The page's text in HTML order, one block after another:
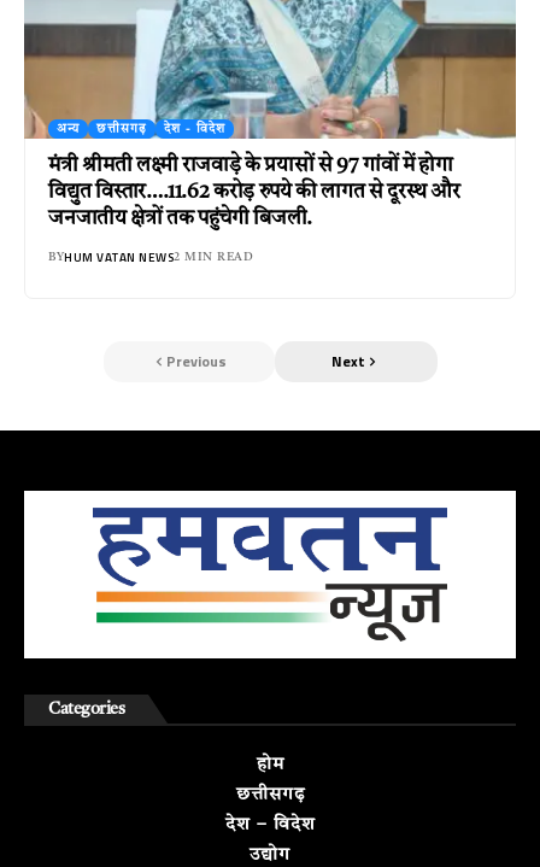
अन्य छत्तीसगढ़ देश - विदेश
मंत्री श्रीमती लक्ष्मी राजवाड़े के प्रयासों से 97 गांवों में होगा
विद्युत विस्तार….11.62 करोड़ रुपये की लागत से दूरस्थ और
जनजातीय क्षेत्रों तक पहुंचेगी बिजली.
BYHUM VATAN NEWS2 MIN READ
Previous Next
Categories
होम
छत्तीसगढ़
देश – विदेश
उद्योग